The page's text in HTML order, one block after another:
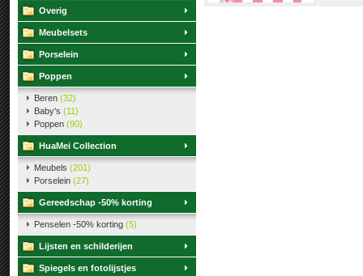
Overig
Meubelsets
Porselein
Poppen
Beren (32)
Baby's (11)
Poppen (90)
HuaMei Collection
Meubels (201)
Porselein (27)
Gereedschap -50% korting
Penselen -50% korting (5)
Lijsten en schilderijen
Spiegels en fotolijstjes